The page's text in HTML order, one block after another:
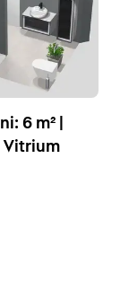
6 m² |
Vitrium